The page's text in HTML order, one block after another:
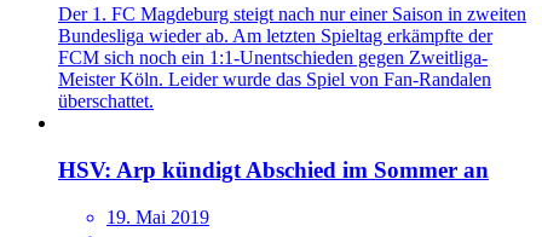
Der 1. FC Magdeburg steigt nach nur einer Saison in zweiten
Bundesliga wieder ab. Am letzten Spieltag erkämpfte der
FCM sich noch ein 1:1-Unentschieden gegen Zweitliga-
Meister Köln. Leider wurde das Spiel von Fan-Randalen
überschattet.
HSV: Arp kündigt Abschied im Sommer an
19. Mai 2019